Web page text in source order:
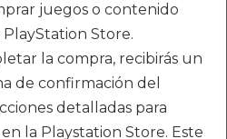
juegos o contenido
Store.
la compra, recibirás un
de confirmación del
detalladas para
la Playstation Store. Este